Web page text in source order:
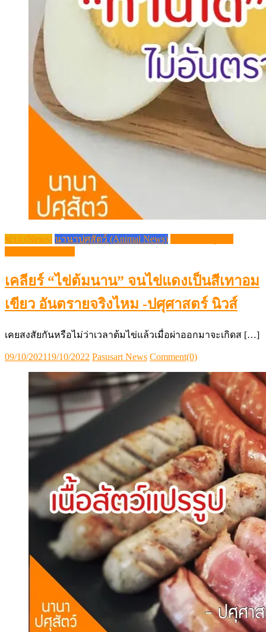
ข่าว (News) นานาปศุสัตว์ (Animal News)
เคลียร์ “ไข่ต้มนาน” จนไข่แดงเป็นสีเทาอม
เขียว อันตรายจริงไหม -ปศุศาสตร์ นิวส์
เคยสงสัยกันหรือไม่ว่าเวลาต้มไข่แล้วเมื่อผ่าออกมาจะเกิดส […]
Posted
09/10/202119/10/2022 Author
Pasusart News Comment(0)